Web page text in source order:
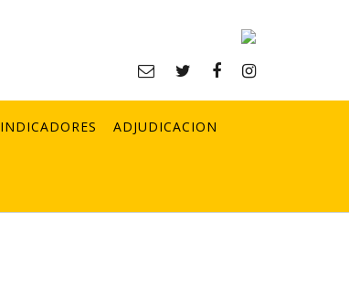
INDICADORES ADJUDICACION